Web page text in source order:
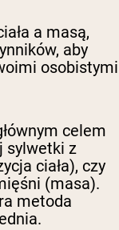
a masą,
aby
osobistymi
celem
sylwetki z
ciała), czy
(masa).
metoda